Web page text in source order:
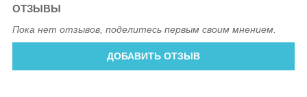
ОТЗЫВЫ
Пока нет отзывов, поделитесь первым своим мнением.
ДОБАВИТЬ ОТЗЫВ